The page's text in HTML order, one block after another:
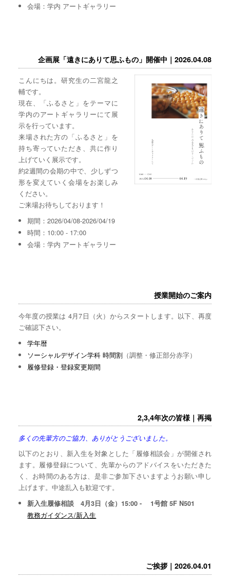
会場：学内 アートギャラリー
企画展「遠きにありて思ふもの」開催中｜2026.04.08
こんにちは。研究生の二宮龍之
輔です。
現在、「ふるさと」をテーマに
学内のアートギャラリーにて展
示を行っています。
来場された方の「ふるさと」を
持ち寄っていただき、共に作り
上げていく展示です。
約2週間の会期の中で、少しずつ
形を変えていく会場をお楽しみ
ください。
ご来場お待ちしております！
期間：2026/04/08-2026/04/19
時間：10:00 - 17:00
会場：学内 アートギャラリー
授業開始のご案内
今年度の授業は 4月7日（火）からスタートします。以下、再度
ご確認下さい。
学年暦
ソーシャルデザイン学科 時間割 （調整・修正部分赤字）
履修登録・登録変更期間
2,3,4年次の皆様｜再掲
多くの先輩方のご協力、ありがとうございました。
以下のとおり、新入生を対象とした「履修相談会」が開催され
ます。履修登録について、先輩からのアドバイスをいただきた
く、お時間のある方は、是非ご参加下さいますようお願い申し
上げます。中途乱入も歓迎です。
新入生履修相談 4月3日（金）15:00 - 1号館 5F N501
教務ガイダンス/新入生
ご挨拶｜2026.04.01